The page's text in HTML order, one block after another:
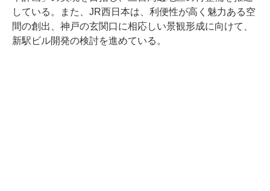
している。また、JR西日本は、利便性が高く魅力ある空
間の創出、神戸の玄関口に相応しい景観形成に向けて、
新駅ビル開発の検討を進めている。